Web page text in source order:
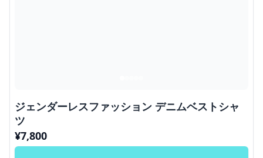
ジェンダーレスファッション デニムベストシャ
ツ
¥7,800